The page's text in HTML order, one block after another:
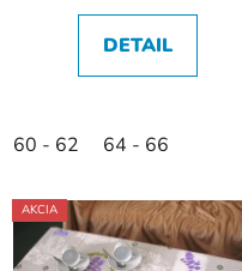
DETAIL
60 - 62 64 - 66
AKCIA